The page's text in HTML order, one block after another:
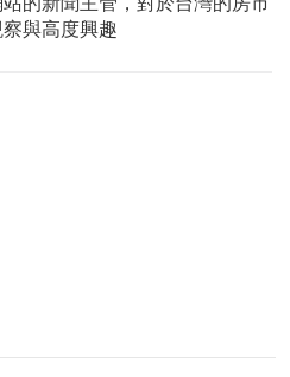
與高度興趣